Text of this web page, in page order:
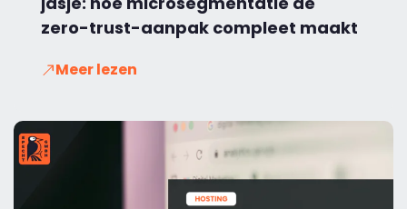
zero-trust-aanpak compleet maakt
Meer lezen